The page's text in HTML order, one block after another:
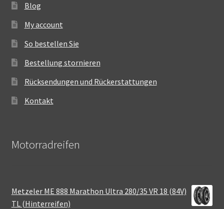
Blog
My account
So bestellen Sie
Bestellung stornieren
Rücksendungen und Rückerstattungen
Kontakt
Motorradreifen
Metzeler ME 888 Marathon Ultra 280/35 VR 18 (84V)
TL (Hinterreifen)